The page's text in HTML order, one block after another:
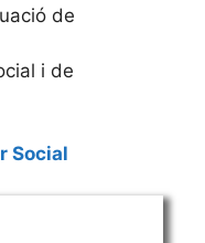
de
i de
Social